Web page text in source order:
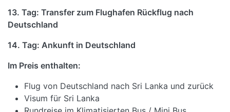
13. Tag: Transfer zum Flughafen Rückflug nach
Deutschland
14. Tag: Ankunft in Deutschland
Im Preis enthalten:
Flug von Deutschland nach Sri Lanka und zurück
Visum für Sri Lanka